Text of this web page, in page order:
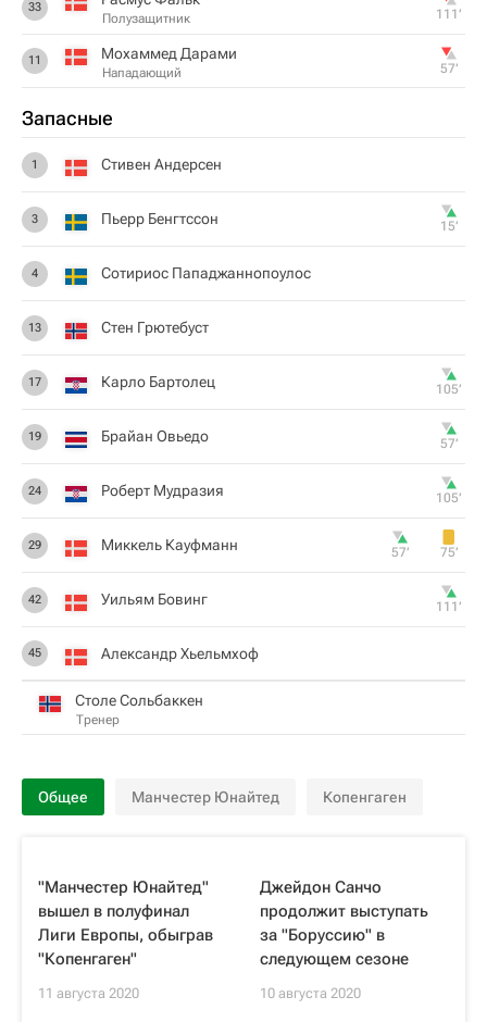
33
Полузащитник 111‎’‎
11 Мохаммед Дарами
Нападающий 57‎’‎
Запасные
1 Стивен Андерсен
3 Пьерр Бенгтссон 15‎’‎
4 Сотириос Пападжаннопоулос
13 Стен Грютебуст
17 Карло Бартолец 105‎’‎
19 Брайан Овьедо 57‎’‎
24 Роберт Мудразия 105‎’‎
29 Миккель Кауфманн 57‎’‎ 75‎’‎
42 Уильям Бовинг 111‎’‎
45 Александр Хьельмхоф
Столе Сольбаккен
Тренер
Общее Манчестер Юнайтед Копенгаген
"Манчестер Юнайтед"
вышел в полуфинал
Лиги Европы, обыграв
"Копенгаген"
11 августа 2020
Джейдон Санчо
продолжит выступать
за "Боруссию" в
следующем сезоне
10 августа 2020